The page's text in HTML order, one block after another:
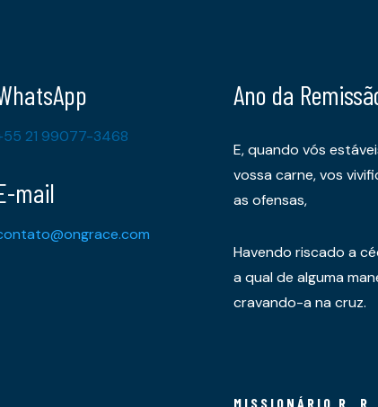
21 99077-3468
mail
Ano da
E, quando vós
vossa carne, vos
as ofensas,
Havendo riscado a
a qual de alguma
cravando-a na cruz.
MISSIONÁRIO R. R.